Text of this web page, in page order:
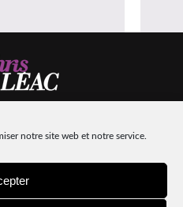
notre site web et notre service.
:Hors-lignes
légales